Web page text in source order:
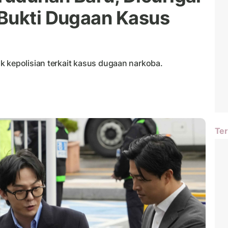
Dugaan Kasus
kepolisian terkait kasus dugaan narkoba.